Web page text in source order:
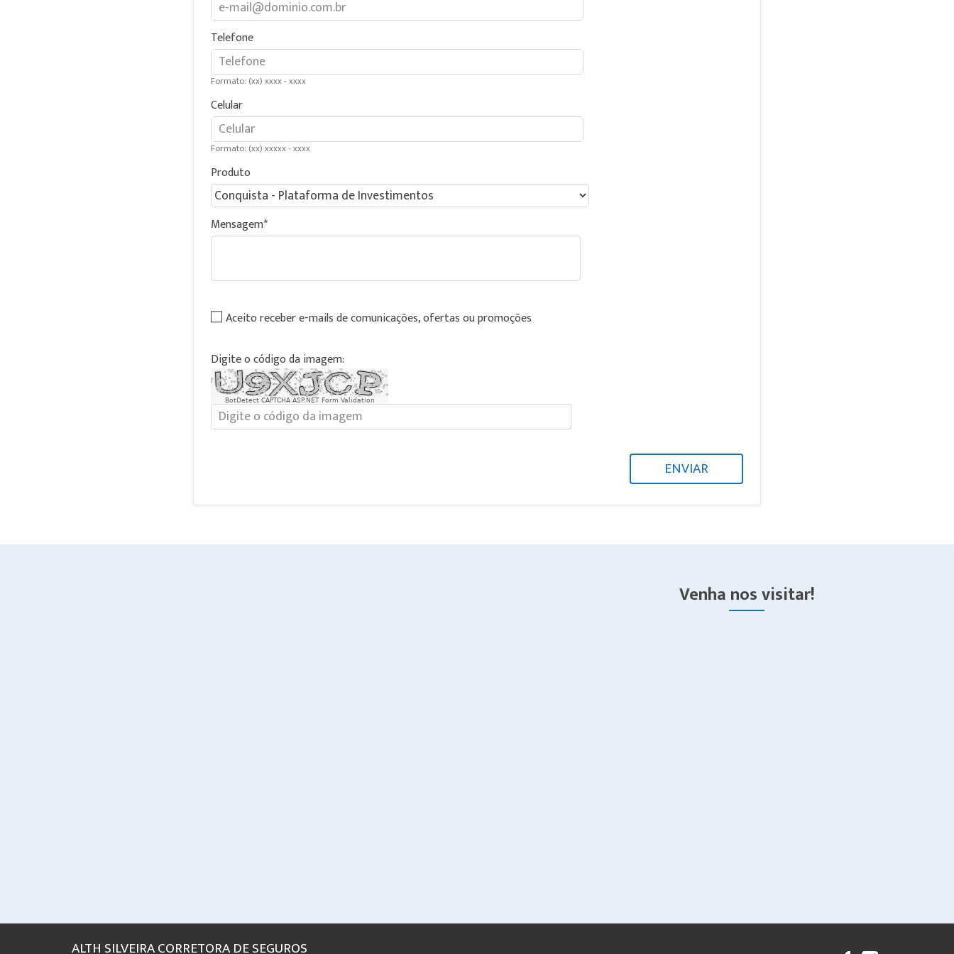
Telefone
Formato: (xx) xxxx - xxxx
Celular
Formato: (xx) xxxxx - xxxx
Produto
Mensagem
Aceito receber e-mails de comunicações, ofertas ou promoções
Digite o código da imagem:
BotDetect CAPTCHA ASP.NET Form Validation
ENVIAR
Venha nos visitar!
ALTH SILVEIRA CORRETORA DE SEGUROS